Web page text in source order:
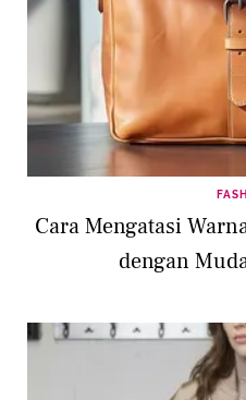
Cara Mengatasi
dengan